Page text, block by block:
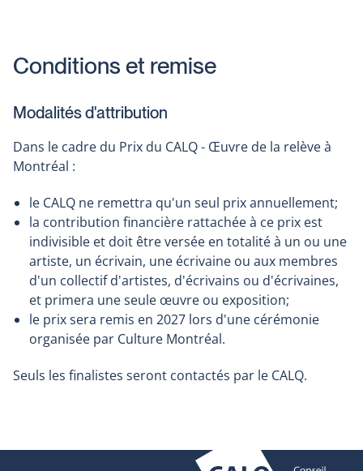
Conditions et remise
Modalités d'attribution
Dans le cadre du Prix du CALQ - Œuvre de la relève à
Montréal :
le CALQ ne remettra qu'un seul prix annuellement;
la contribution financière rattachée à ce prix est
indivisible et doit être versée en totalité à un ou une
artiste, un écrivain, une écrivaine ou aux membres
d'un collectif d'artistes, d'écrivains ou d'écrivaines,
et primera une seule œuvre ou exposition;
le prix sera remis en 2027 lors d'une cérémonie
organisée par Culture Montréal.
Seuls les finalistes seront contactés par le CALQ.